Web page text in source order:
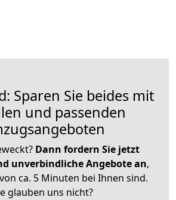
Sparen Sie beides mit
und passenden
Dann fordern Sie jetzt
unverbindliche Angebote an,
ca. 5 Minuten bei Ihnen sind.
glauben uns nicht?